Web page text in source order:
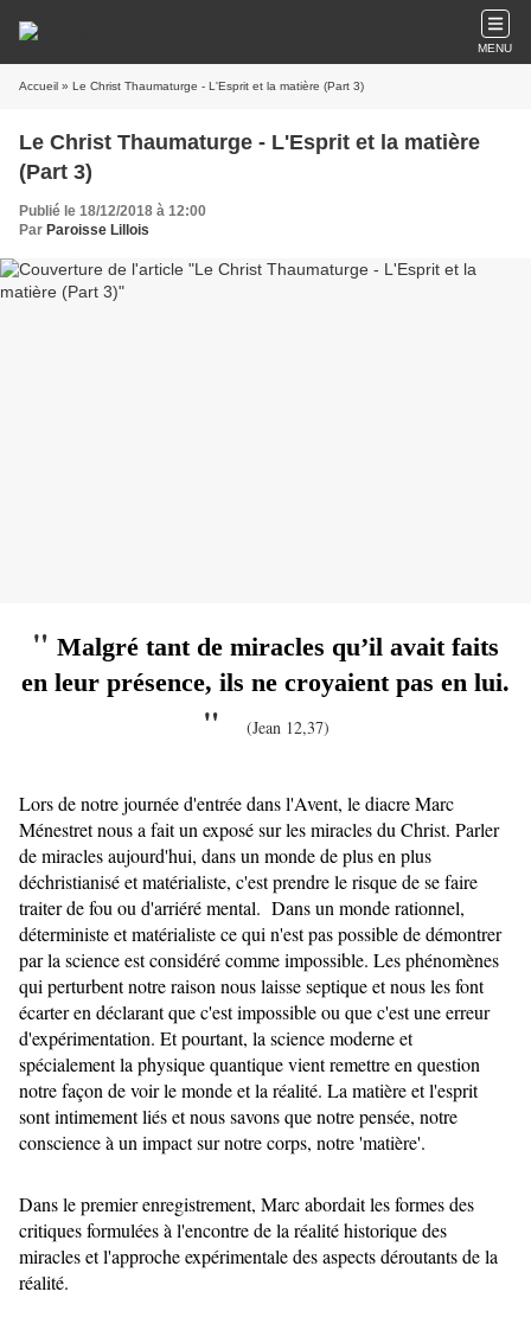
MENU
Accueil » Le Christ Thaumaturge - L'Esprit et la matière (Part 3)
Le Christ Thaumaturge - L'Esprit et la matière
(Part 3)
Publié le 18/12/2018 à 12:00
Par Paroisse Lillois
" Malgré tant de miracles qu’il avait faits
en leur présence, ils ne croyaient pas en lui.
" (Jean 12,37)
Lors de notre journée d'entrée dans l'Avent, le diacre Marc
Ménestret nous a fait un exposé sur les miracles du Christ. Parler
de miracles aujourd'hui, dans un monde de plus en plus
déchristianisé et matérialiste, c'est prendre le risque de se faire
traiter de fou ou d'arriéré mental. Dans un monde rationnel,
déterministe et matérialiste ce qui n'est pas possible de démontrer
par la science est considéré comme impossible. Les phénomènes
qui perturbent notre raison nous laisse septique et nous les font
écarter en déclarant que c'est impossible ou que c'est une erreur
d'expérimentation. Et pourtant, la science moderne et
spécialement la physique quantique vient remettre en question
notre façon de voir le monde et la réalité. La matière et l'esprit
sont intimement liés et nous savons que notre pensée, notre
conscience à un impact sur notre corps, notre 'matière'.
Dans le premier enregistrement, Marc abordait les formes des
critiques formulées à l'encontre de la réalité historique des
miracles et l'approche expérimentale des aspects déroutants de la
réalité.